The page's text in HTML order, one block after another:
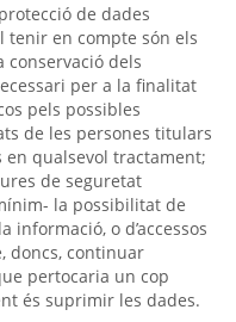
de dades
tenir en compte són els
conservació dels
per a la finalitat
pels possibles
de les persones titulars
en qualsevol tractament;
de seguretat
la possibilitat de
o d’accessos
doncs, continuar
pertocaria un cop
és suprimir les dades.